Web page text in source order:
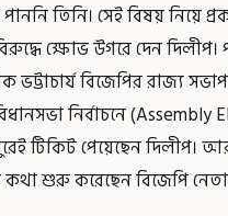
তিনি। সেই বিষয় নিয়ে
ক্ষোভ উগরে দেন দিলীপ।
বিজেপির রাজ্য
নির্বাচনে
টিকিট পেয়েছেন দিলীপ।
কথা শুরু করেছেন বিজেপি